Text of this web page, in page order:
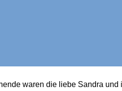
waren die liebe Sandra